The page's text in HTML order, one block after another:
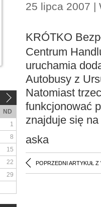
25 lipca 2007 |
KRÓTKO
Centrum
uruchamia
Autobusy z
Natomiast
funkcjonować
znajduje się
aska
POPRZEDNI ARTYKUŁ Z
ND
1
8
15
22
29